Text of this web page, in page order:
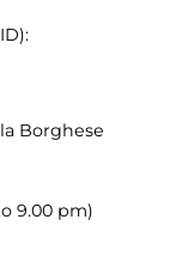
Borghese
9.00 pm)